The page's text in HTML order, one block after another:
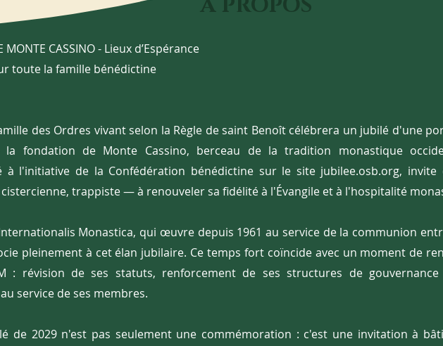
MONTE CASSINO - Lieux d’Espérance
toute la famille bénédictine
des Ordres vivant selon la Règle de saint Benoît célébrera un jubilé d'une
fondation de Monte Cassino, berceau de la tradition monastique
à l'initiative de la Confédération bénédictine sur le site jubilee.osb.org,
trappiste — à renouveler sa fidélité à l'Évangile et à l'hospitalité
Monastica, qui œuvre depuis 1961 au service de la communion
pleinement à cet élan jubilaire. Ce temps fort coïncide avec un moment de
: révision de ses statuts, renforcement de ses structures de
service de ses membres.
de 2029 n'est pas seulement une commémoration : c'est une invitation à
​À PROPOS